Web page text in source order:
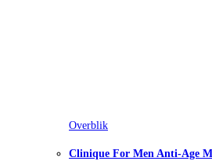
Overblik
Clinique For Men Anti-Age